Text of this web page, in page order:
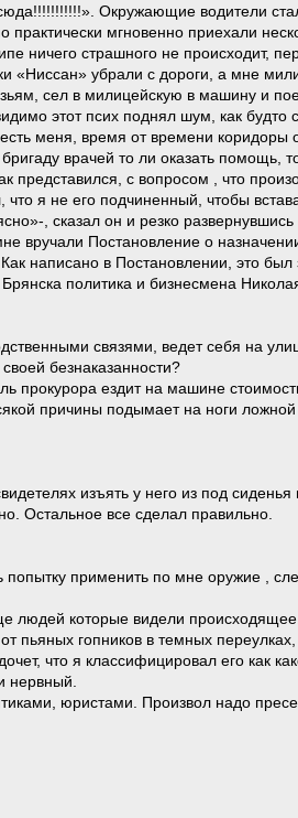
Окружающие водители
практически мгновенно приехали
ничего страшного не происходит,
«Ниссан» убрали с дороги, а мне
сел в милицейскую в машину и
этот псих поднял шум, как будто
меня, время от времени коридоры
врачей то ли оказать
представился, с вопросом , что
я не его подчиненный, чтобы
, сказал он и резко
вручали Постановление о
написано в Постановлении, это был
политика и бизнесмена
связями, ведет себя на
безнаказанности?
прокурора ездит на машине
причины подымает на ноги
изъять у него из под
Остальное все сделал правильно.
применить по мне оружие ,
людей которые видели происходящее.
пьяных гопников в темных
что я классифицировал его как
нервный.
юристами. Произвол надо